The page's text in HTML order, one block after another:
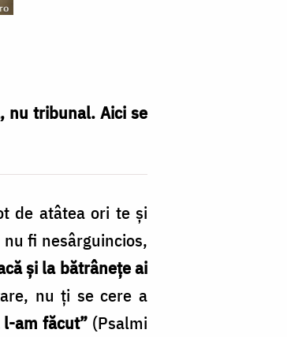
nu tribunal. Aici se
de atâtea ori te şi
fi nesârguincios,
şi la bătrâneţe ai
nu ți se cere a
am făcut”(Psalmi